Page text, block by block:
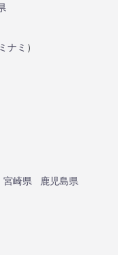
ナミ ）
宮崎県
鹿児島県